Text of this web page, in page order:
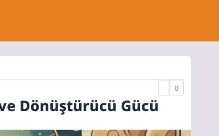
0
Dönüştürücü Gücü